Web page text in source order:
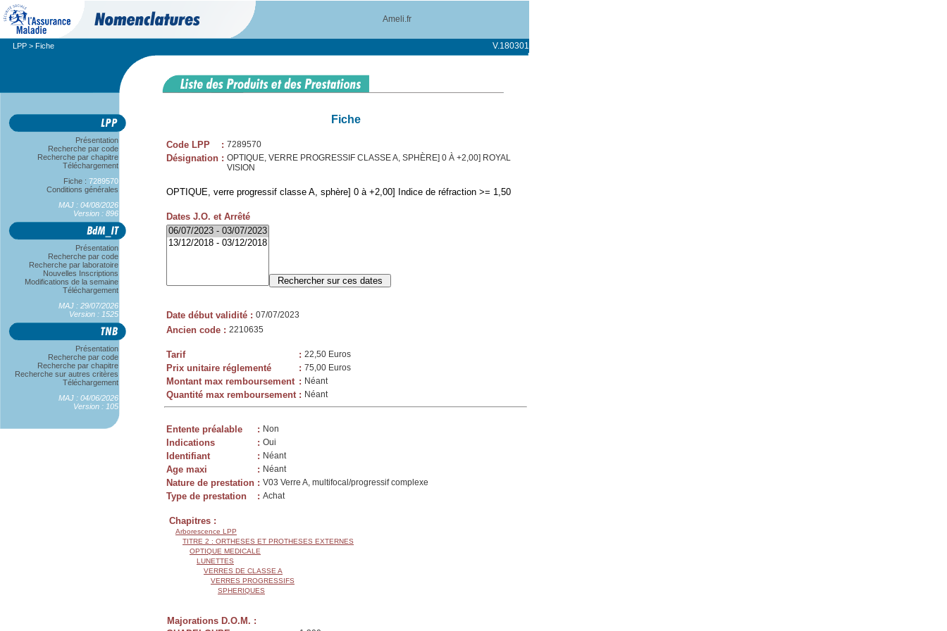
Ameli.fr
LPP > Fiche V.180301
Présentation
Recherche par code
Recherche par chapitre
Téléchargement
Fiche : 7289570
Conditions générales
MAJ : 04/08/2026
Version : 896
Présentation
Recherche par code
Recherche par laboratoire
Nouvelles Inscriptions
Modifications de la semaine
Téléchargement
MAJ : 29/07/2026
Version : 1525
Présentation
Recherche par code
Recherche par chapitre
Recherche sur autres critères
Téléchargement
MAJ : 04/06/2026
Version : 105
Fiche
Code LPP : 7289570
Désignation : OPTIQUE, VERRE PROGRESSIF CLASSE A, SPHÈRE] 0 À +2,00] ROYAL
VISION
OPTIQUE, verre progressif classe A, sphère] 0 à +2,00] Indice de réfraction >= 1,50
Dates J.O. et Arrêté
Date début validité : 07/07/2023
Ancien code : 2210635
Tarif : 22,50 Euros
Prix unitaire réglementé : 75,00 Euros
Montant max remboursement : Néant
Quantité max remboursement : Néant
Entente préalable : Non
Indications : Oui
Identifiant : Néant
Age maxi : Néant
Nature de prestation : V03 Verre A, multifocal/progressif complexe
Type de prestation : Achat
Chapitres :
Arborescence LPP
TITRE 2 : ORTHESES ET PROTHESES EXTERNES
OPTIQUE MEDICALE
LUNETTES
VERRES DE CLASSE A
VERRES PROGRESSIFS
SPHERIQUES
Majorations D.O.M. :